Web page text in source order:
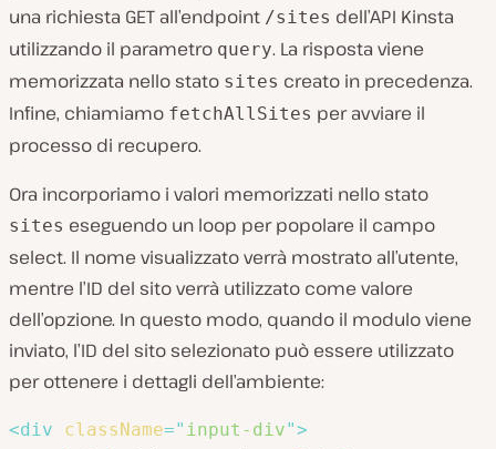
una richiesta GET all’endpoint /sites dell’API Kinsta
utilizzando il parametro query. La risposta viene
memorizzata nello stato sites creato in precedenza.
Infine, chiamiamo fetchAllSites per avviare il
processo di recupero.
Ora incorporiamo i valori memorizzati nello stato
sites eseguendo un loop per popolare il campo
select. Il nome visualizzato verrà mostrato all’utente,
mentre l’ID del sito verrà utilizzato come valore
dell’opzione. In questo modo, quando il modulo viene
inviato, l’ID del sito selezionato può essere utilizzato
per ottenere i dettagli dell’ambiente:
<div className=" input-div">